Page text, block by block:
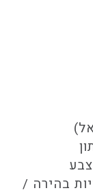
בהירה /